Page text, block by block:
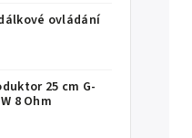
ovládání
25 cm G-
8 Ohm